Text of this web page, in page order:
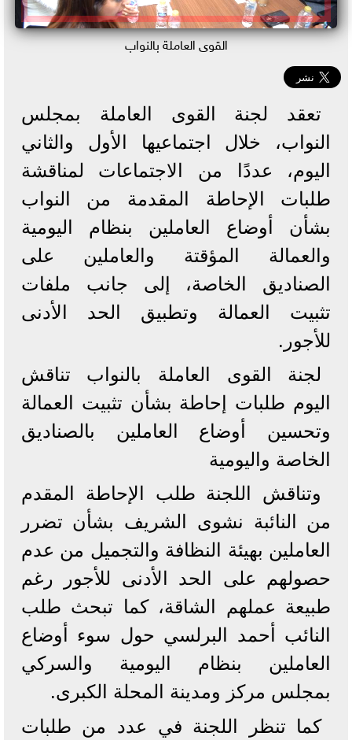
القوى العاملة بالنواب
تعقد لجنة القوى العاملة بمجلس
النواب، خلال اجتماعيها الأول والثاني
اليوم، عددًا من الاجتماعات لمناقشة
طلبات الإحاطة المقدمة من النواب
بشأن أوضاع العاملين بنظام اليومية
والعمالة المؤقتة والعاملين على
الصناديق الخاصة، إلى جانب ملفات
تثبيت العمالة وتطبيق الحد الأدنى
للأجور.
لجنة القوى العاملة بالنواب تناقش
اليوم طلبات إحاطة بشأن تثبيت العمالة
وتحسين أوضاع العاملين بالصناديق
الخاصة واليومية
وتناقش اللجنة طلب الإحاطة المقدم
من النائبة نشوى الشريف بشأن تضرر
العاملين بهيئة النظافة والتجميل من عدم
حصولهم على الحد الأدنى للأجور رغم
طبيعة عملهم الشاقة، كما تبحث طلب
النائب أحمد البرلسي حول سوء أوضاع
العاملين بنظام اليومية والسركي
بمجلس مركز ومدينة المحلة الكبرى.
كما تنظر اللجنة في عدد من طلبات